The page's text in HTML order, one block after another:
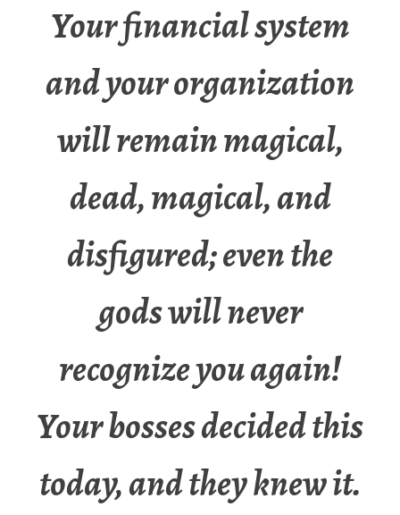
Your financial system
and your organization
will remain magical,
dead, magical, and
disfigured; even the
gods will never
recognize you again!
Your bosses decided this
today, and they knew it.